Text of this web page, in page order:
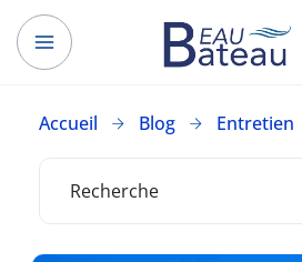
Accueil Blog Entretien